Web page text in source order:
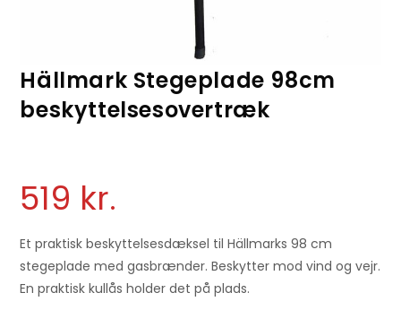
Hällmark Stegeplade 98cm
beskyttelsesovertræk
519 kr.
Et praktisk beskyttelsesdæksel til Hällmarks 98 cm
stegeplade med gasbrænder. Beskytter mod vind og vejr.
En praktisk kullås holder det på plads.